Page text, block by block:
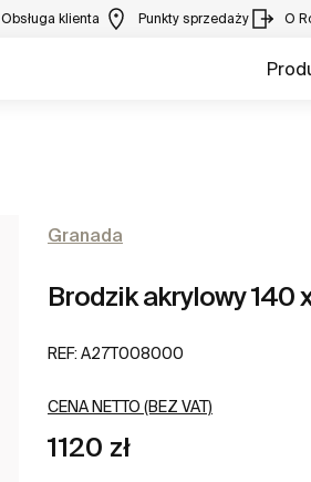
Obsługa klienta Punkty sprzedaży O
Granada
Brodzik akrylowy 140
REF: A27T008000
CENA NETTO (BEZ VAT)
1120 zł